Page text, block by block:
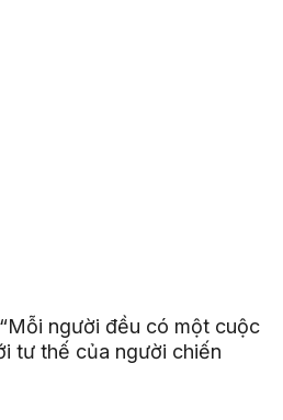
người đều có một cuộc
tư thế của người chiến